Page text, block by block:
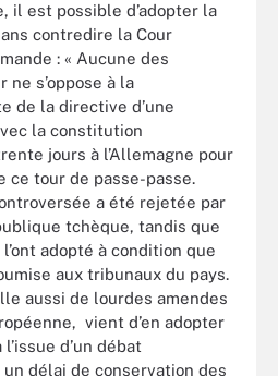
il est possible d’adopter la
contredire la Cour
: « Aucune des
ne s’oppose à la
de la directive d’une
la constitution
jours à l’Allemagne pour
ce tour de passe-passe.
a été rejetée par
tchèque, tandis que
adopté à condition que
aux tribunaux du pays.
aussi de lourdes amendes
vient d’en adopter
d’un débat
délai de conservation des